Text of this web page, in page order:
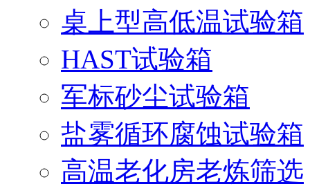
桌上型高低温试验箱
HAST试验箱
军标砂尘试验箱
盐雾循环腐蚀试验箱
高温老化房老炼筛选